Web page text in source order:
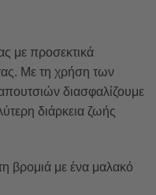
με προσεκτικά
Με τη χρήση των
διασφαλίζουμε
διάρκεια ζωής
βρομιά με ένα μαλακό